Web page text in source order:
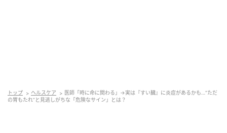
剰分泌と自己消化（すい液ですい臓自身が消化される
という悲劇）です。また、押すだけで不調を察知でき
トップ ヘルスケア
医師「時に命に関わる」→実は『すい臓』に炎症があるかも…“ただ
の胃もたれ”と見逃しがちな「危険なサイン」とは？